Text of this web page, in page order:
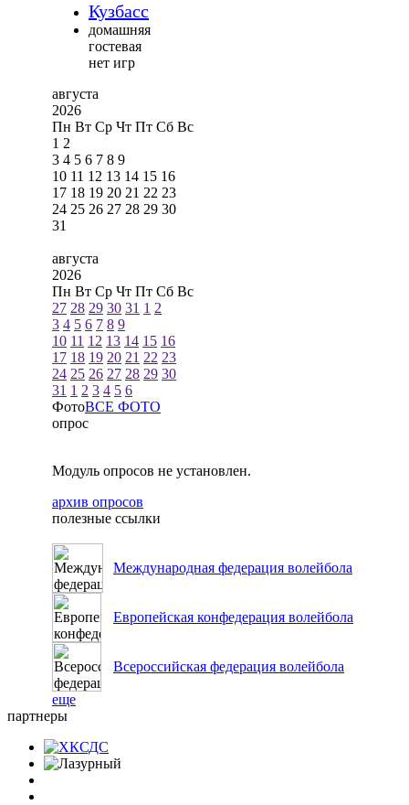
Кузбасс
домашняя
гостевая
нет игр
августа
2026
Пн Вт Ср Чт Пт Сб Вс
1 2
3 4 5 6 7 8 9
10 11 12 13 14 15 16
17 18 19 20 21 22 23
24 25 26 27 28 29 30
31
августа
2026
Пн Вт Ср Чт Пт Сб Вс
27 28 29 30 31 1 2
3 4 5 6 7 8 9
10 11 12 13 14 15 16
17 18 19 20 21 22 23
24 25 26 27 28 29 30
31 1 2 3 4 5 6
ФотоВСЕ ФОТО
опрос
Модуль опросов не установлен.
архив опросов
полезные ссылки
Международная федерация волейбола
Европейская конфедерация волейбола
Всероссийская федерация волейбола
еще
партнеры